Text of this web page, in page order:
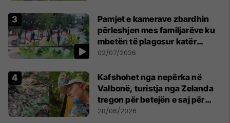
Pamjet e kamerave zbardhin
përleshjen mes familjarëve ku
mbetën të plagosur katër
persona
02/07/2026
Kafshohet nga nepërka në
Valbonë, turistja nga Zelanda
tregon për betejën e saj për
mbijetesë
28/06/2026